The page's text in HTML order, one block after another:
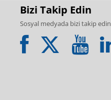
Bizi Takip Edin
Sosyal medyada bizi takip edin